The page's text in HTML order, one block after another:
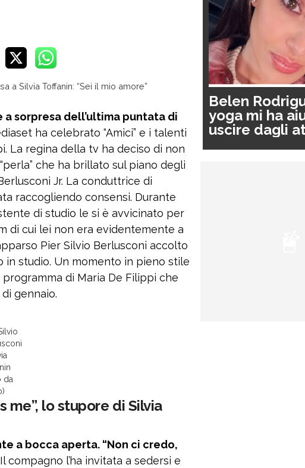
a sorpresa dell’ultima puntata di
ha celebrato “Amici” e i talenti
La regina della tv ha deciso di non
che ha brillato sul piano degli
Jr. La conduttrice di
raccogliendo consensi. Durante
di studio le si è avvicinato per
di cui lei non era evidentemente a
Pier Silvio Berlusconi accolto
studio. Un momento in pieno stile
programma di Maria De Filippi che
gennaio.
da
me”, lo stupore di Silvia
a bocca aperta. “Non ci credo,
compagno l’ha invitata a sedersi e
Belen
yoga mi ha
uscire dagli